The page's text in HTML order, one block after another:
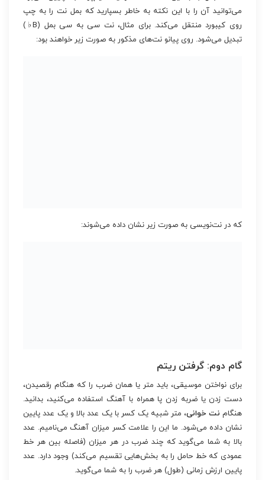
می‌توانید آن را با این نکته به خاطر بسپارید که بمل نت را به چپ
روی کیبورد منتقل می‌کند. برای مثال، نت سی به سی بمل (B♭)
تبدیل می‌شود. روی پیانو نت‌های مذکور به صورت زیر خواهند بود:
که در نت‌نویسی به صورت زیر نشان داده می‌شوند:
گام دوم: گرفتن ریتم
برای نواختن موسیقی، باید متر یا همان ضرب را که هنگام رقصیدن،
دست زدن یا ضربه زدن پا همراه با آهنگ استفاده می‌کنید، بدانید.
هنگام نت خوانی، متر شبیه یک کسر با یک عدد بالا و یک عدد پایین
نشان داده می‌شود. ما این را علامت کسر میزان آهنگ می‌نامیم. عدد
بالا به شما می‌گوید که چند ضرب در هر میزان (فاصله بین هر خط
عمودی که خط حامل را به بخش‌هایی تقسیم می‌کند) وجود دارد. عدد
پایین ارزش زمانی (طول) هر ضرب را به شما می‌گوید.